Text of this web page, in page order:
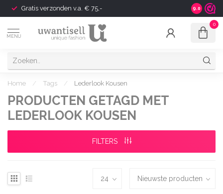
Gratis verzonden v.a. € 75,- Shipping
9.0
MENU
0
Home / Tags / Lederlook Kousen
PRODUCTEN GETAGD MET
LEDERLOOK KOUSEN
FILTERS